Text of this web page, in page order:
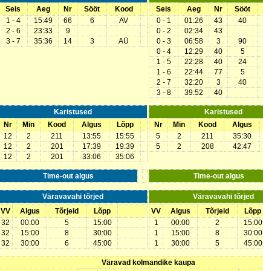
Seis
Aeg Nr Sööt
Kood
1 - 4
15:49 66 6
AV
2 - 6
23:33
9
3 - 7
35:36 14 3 AÜ
Seis
Aeg Nr Sööt
0 - 1
01:26 43
40
0 - 2
02:34
43
0 - 3
06:58 3
90
0 - 4
12:29 40
5
1 - 5
22:28 40
24
1 - 6
22:44 77
5
2 - 7
32:20 3
40
3 - 8
39:52 40
Karistused
Nr
Min Kood Algus
Lõpp
12
2 211 13:55
15:55
12
2 201 17:39
19:39
12
2 201 33:06 35:06
Karistused
Nr
Min Kood Algus
5
2 211 35:30
5
2 208 42:47
Time-out algus Time-out algus
Väravavahi tõrjed
Väravavahi tõrjed
VV
Algus Tõrjeid
Lõpp
32
00:00 5
15:00
32
15:00 8
30:00
32
30:00 6 45:00
VV Algus Tõrjeid
Lõpp
1
00:00 2
15:00
1
15:00 8
30:00
1
30:00 5 45:00
Väravad kolmandike kaupa